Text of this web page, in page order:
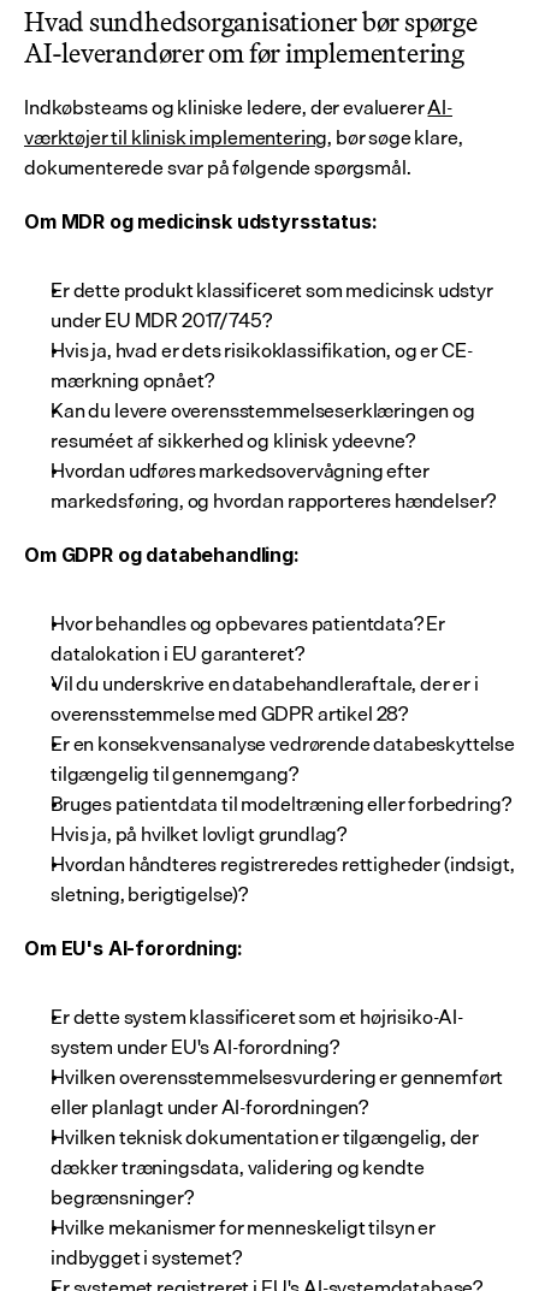
Hvad sundhedsorganisationer bør spørge
AI-leverandører om før implementering
Indkøbsteams og kliniske ledere, der evaluerer AI-
værktøjer til klinisk implementering, bør søge klare,
dokumenterede svar på følgende spørgsmål.
Om MDR og medicinsk udstyrsstatus:
Er dette produkt klassificeret som medicinsk udstyr
under EU MDR 2017/745?
Hvis ja, hvad er dets risikoklassifikation, og er CE-
mærkning opnået?
Kan du levere overensstemmelseserklæringen og
resuméet af sikkerhed og klinisk ydeevne?
Hvordan udføres markedsovervågning efter
markedsføring, og hvordan rapporteres hændelser?
Om GDPR og databehandling:
Hvor behandles og opbevares patientdata? Er
datalokation i EU garanteret?
Vil du underskrive en databehandleraftale, der er i
overensstemmelse med GDPR artikel 28?
Er en konsekvensanalyse vedrørende databeskyttelse
tilgængelig til gennemgang?
Bruges patientdata til modeltræning eller forbedring?
Hvis ja, på hvilket lovligt grundlag?
Hvordan håndteres registreredes rettigheder (indsigt,
sletning, berigtigelse)?
Om EU's AI-forordning:
Er dette system klassificeret som et højrisiko-AI-
system under EU's AI-forordning?
Hvilken overensstemmelsesvurdering er gennemført
eller planlagt under AI-forordningen?
Hvilken teknisk dokumentation er tilgængelig, der
dækker træningsdata, validering og kendte
begrænsninger?
Hvilke mekanismer for menneskeligt tilsyn er
indbygget i systemet?